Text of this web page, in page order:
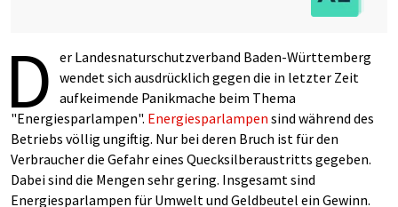
D er Landesnaturschutzverband Baden-Württemberg
wendet sich ausdrücklich gegen die in letzter Zeit
aufkeimende Panikmache beim Thema
"Energiesparlampen". Energiesparlampen sind während des
Betriebs völlig ungiftig. Nur bei deren Bruch ist für den
Verbraucher die Gefahr eines Quecksilberaustritts gegeben.
Dabei sind die Mengen sehr gering. Insgesamt sind
Energiesparlampen für Umwelt und Geldbeutel ein Gewinn.